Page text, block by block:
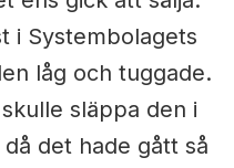
i Systembolagets
låg och tuggade.
släppa den i
det hade gått så